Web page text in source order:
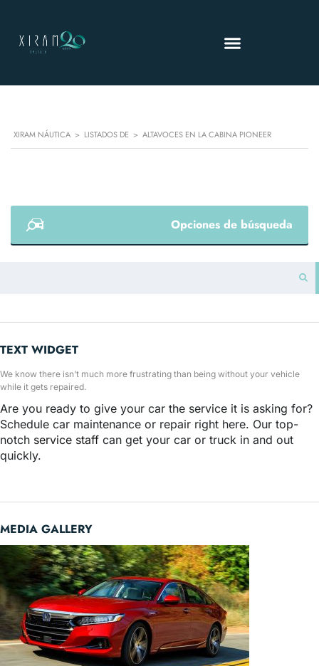
XIRAM NÁUTICA > LISTADOS DE > ALTAVOCES EN LA CABINA PIONEER
Opciones de búsqueda
TEXT WIDGET
We know there isn’t much more frustrating than being without your vehicle
while it gets repaired.
Are you ready to give your car the service it is asking for?
Schedule car maintenance or repair right here. Our top-
notch service staff can get your car or truck in and out
quickly.
MEDIA GALLERY